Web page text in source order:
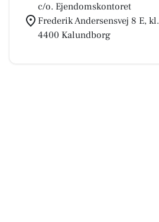
c/o. Ejendomskontoret
Frederik Andersensvej 8 E, kl.
4400 Kalundborg